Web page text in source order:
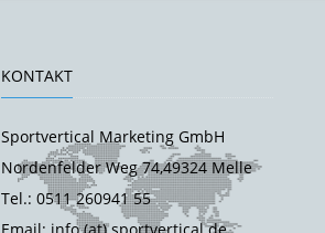
KONTAKT
Sportvertical Marketing GmbH
Nordenfelder Weg 74,49324 Melle
Tel.: 0511 260941 55